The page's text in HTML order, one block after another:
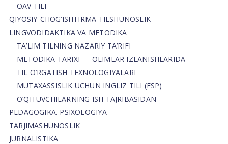
OAV TILI
QIYOSIY-CHOG‘ISHTIRMA TILSHUNOSLIK
LINGVODIDAKTIKA VA METODIKA
TA’LIM TILNING NAZARIY TA’RIFI
METODIKA TARIXI — OLIMLAR IZLANISHLARIDA
TIL O’RGATISH TEXNOLOGIYALARI
MUTAXASSISLIK UCHUN INGLIZ TILI (ESP)
O’QITUVCHILARNING ISH TAJRIBASIDAN
PEDAGOGIKA. PSIXOLOGIYA
TARJIMASHUNOSLIK
JURNALISTIKA